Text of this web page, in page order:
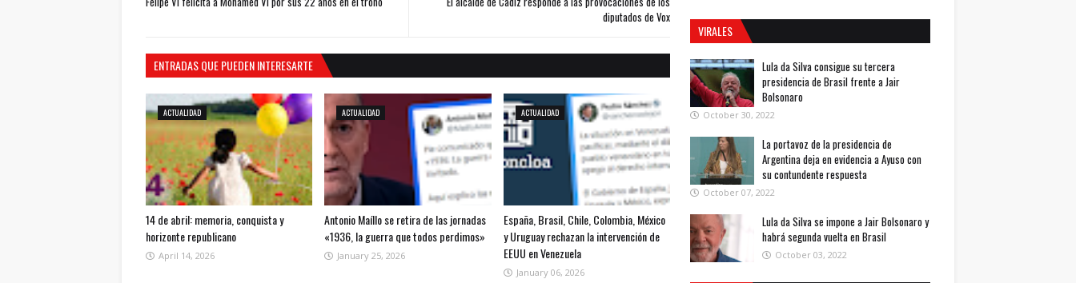
diputados de Vox
ENTRADAS QUE PUEDEN INTERESARTE
ACTUALIDAD
14 de abril: memoria, conquista y
horizonte republicano
April 14, 2026
ACTUALIDAD
Antonio Maíllo se retira de las jornadas
«1936, la guerra que todos perdimos»
January 25, 2026
ACTUALIDAD
España, Brasil, Chile, Colombia, México
y Uruguay rechazan la intervención de
EEUU en Venezuela
January 06, 2026
VIRALES
Lula da Silva consigue su tercera
presidencia de Brasil frente a Jair
Bolsonaro
October 30, 2022
La portavoz de la presidencia de
Argentina deja en evidencia a Ayuso con
su contundente respuesta
October 07, 2022
Lula da Silva se impone a Jair Bolsonaro y
habrá segunda vuelta en Brasil
October 03, 2022